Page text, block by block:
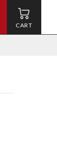
CART